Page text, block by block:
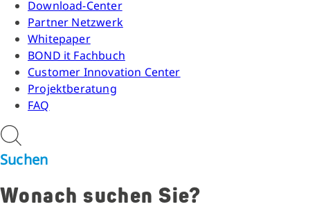
Download-Center
Partner Netzwerk
Whitepaper
BOND it Fachbuch
Customer Innovation Center
Projektberatung
FAQ
Suchen
Wonach suchen Sie?